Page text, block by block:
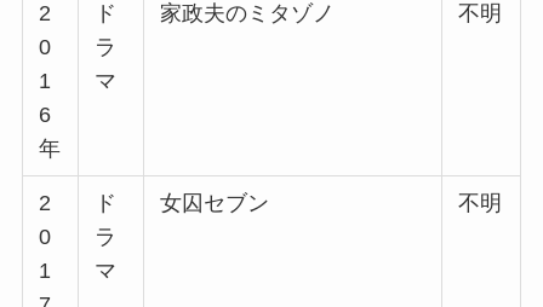
2
0
1
6
年
ド
ラ
マ
家政夫のミタゾノ 不明
2
0
1
ド
ラ
マ
女囚セブン 不明